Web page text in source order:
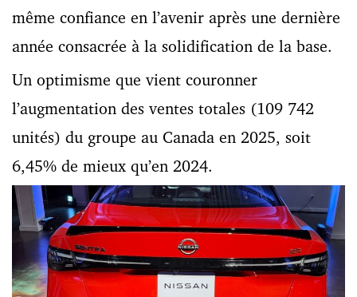
même confiance en l’avenir après une dernière
année consacrée à la solidification de la base.
Un optimisme que vient couronner
l’augmentation des ventes totales (109 742
unités) du groupe au Canada en 2025, soit
6,45% de mieux qu’en 2024.